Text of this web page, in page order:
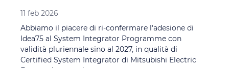
11 feb 2026
Abbiamo il piacere di ri-confermare l'adesione di
Idea75 al System Integrator Programme con
validità pluriennale sino al 2027, in qualità di
Certified System Integrator di Mitsubishi Electric